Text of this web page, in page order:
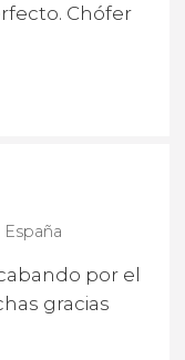
Chófer
por el
gracias